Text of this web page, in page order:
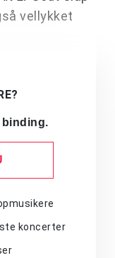
vellykket
binding.
koncerter